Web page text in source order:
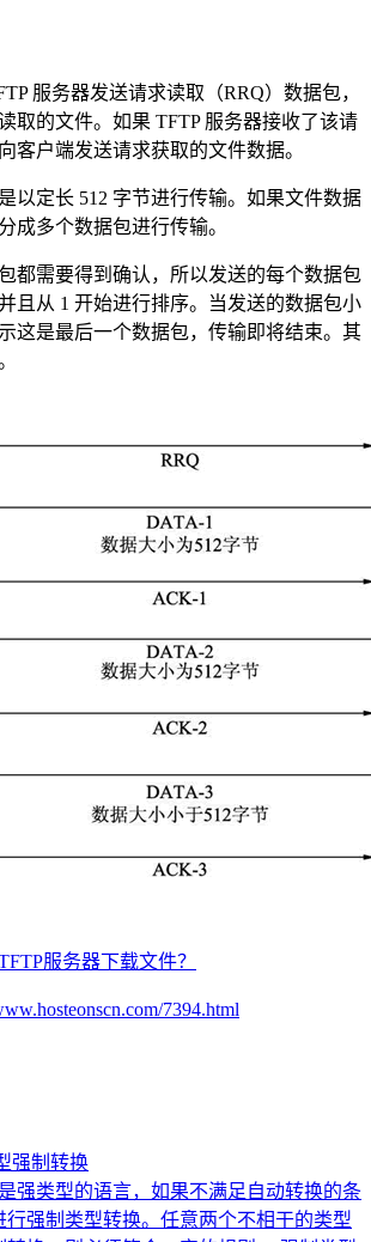
服务器发送请求读取（RRQ）数据包，
取的文件。如果 TFTP 服务器接收了该请
客户端发送请求获取的文件数据。
以定长 512 字节进行传输。如果文件数据
成多个数据包进行传输。
都需要得到确认，所以发送的每个数据包
且从 1 开始进行排序。当发送的数据包小
这是最后一个数据包，传输即将结束。其
服务器下载文件？
7394.html
强类型的语言，如果不满足自动转换的条
行强制类型转换。任意两个不相干的类型